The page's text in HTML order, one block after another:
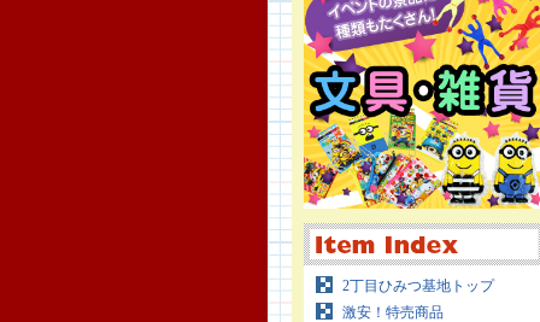
2丁目ひみつ基地トップ
激安！特売商品